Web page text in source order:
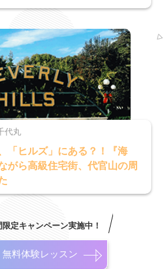
代丸
「ヒルズ」にある？！『海
がら高級住宅街、代官山の周
定キャンペーン実施中！
無料体験レッスン